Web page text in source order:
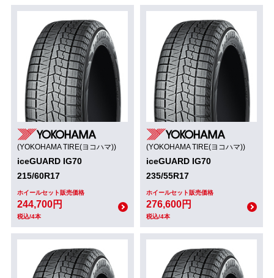
(YOKOHAMA TIRE(ヨコハマ))
iceGUARD IG70
215/60R17
ホイールセット販売価格
244,700円
税込/4本
(YOKOHAMA TIRE(ヨコハマ))
iceGUARD IG70
235/55R17
ホイールセット販売価格
276,600円
税込/4本